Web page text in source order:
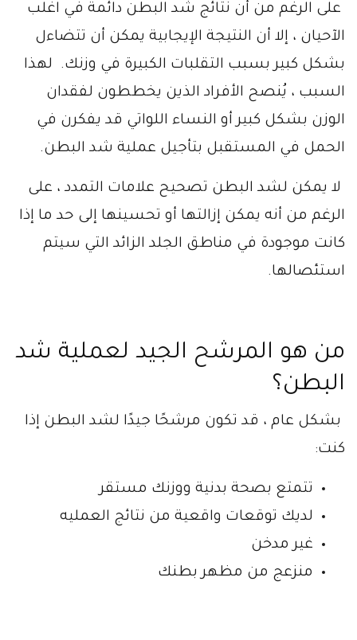
على الرغم من أن نتائج شد البطن دائمة في اغلب
الآحيان ، إلا أن النتيجة الإيجابية يمكن أن تتضاءل
بشكل كبير بسبب التقلبات الكبيرة في وزنك. لهذا
السبب ، يُنصح الأفراد الذين يخططون لفقدان
الوزن بشكل كبير أو النساء اللواتي قد يفكرن في
الحمل في المستقبل بتأجيل عملية شد البطن.
لا يمكن لشد البطن تصحيح علامات التمدد ، على
الرغم من أنه يمكن إزالتها أو تحسينها إلى حد ما إذا
كانت موجودة في مناطق الجلد الزائد التي سيتم
استئصالها.
من هو المرشح الجيد لعملية شد
البطن؟
بشكل عام ، قد تكون مرشحًا جيدًا لشد البطن إذا
كنت:
تتمتع بصحة بدنية ووزنك مستقر
لديك توقعات واقعية من نتائج العمليه
غير مدخن
منزعج من مظهر بطنك